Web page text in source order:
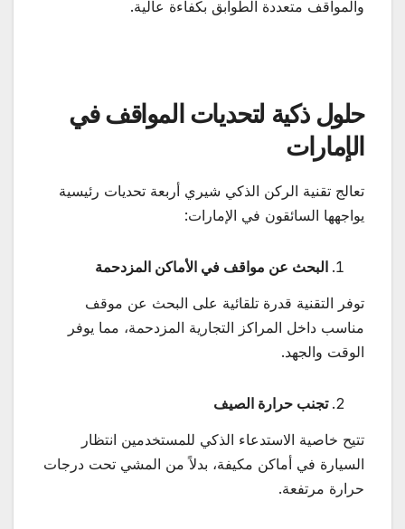
والمواقف متعددة الطوابق بكفاءة عالية.
حلول ذكية لتحديات المواقف في
الإمارات
تعالج تقنية الركن الذكي شيري أربعة تحديات رئيسية
يواجهها السائقون في الإمارات:
البحث عن مواقف في الأماكن المزدحمة
توفر التقنية قدرة تلقائية على البحث عن موقف
مناسب داخل المراكز التجارية المزدحمة، مما يوفر
الوقت والجهد.
تجنب حرارة الصيف
تتيح خاصية الاستدعاء الذكي للمستخدمين انتظار
السيارة في أماكن مكيفة، بدلاً من المشي تحت درجات
حرارة مرتفعة.